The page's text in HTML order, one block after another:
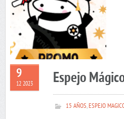
9
12 2023 Espejo
15 AÑOS,ESPEJO